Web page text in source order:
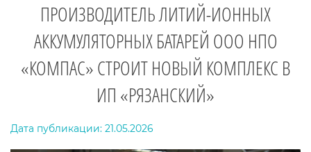
ПРОИЗВОДИТЕЛЬ ЛИТИЙ-ИОННЫХ
АККУМУЛЯТОРНЫХ БАТАРЕЙ ООО НПО
«КОМПАС» СТРОИТ НОВЫЙ КОМПЛЕКС В
ИП «РЯЗАНСКИЙ»
ТЕКСТ НОВОСТИ
Дата публикации: 21.05.2026